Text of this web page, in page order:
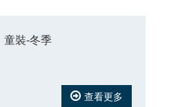
童裝-冬季
查看更多